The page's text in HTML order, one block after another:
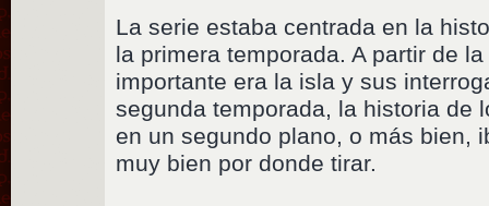
La serie estaba centrada en la
la primera temporada. A partir de
importante era la isla y sus
segunda temporada, la historia de
en un segundo plano, o más bien,
muy bien por donde tirar.